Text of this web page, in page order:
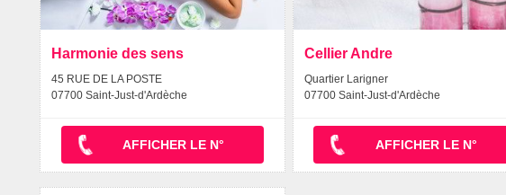
Harmonie des sens
45 RUE DE LA POSTE
07700 Saint-Just-d'Ardèche
AFFICHER LE N°
Cellier Andre
Quartier Larigner
07700 Saint-Just-d'Ardèche
AFFICHER LE N°